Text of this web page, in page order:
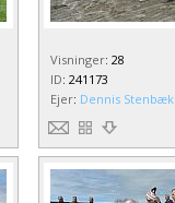
Visninger: 28
ID: 241173
Ejer: Dennis Stenbæk